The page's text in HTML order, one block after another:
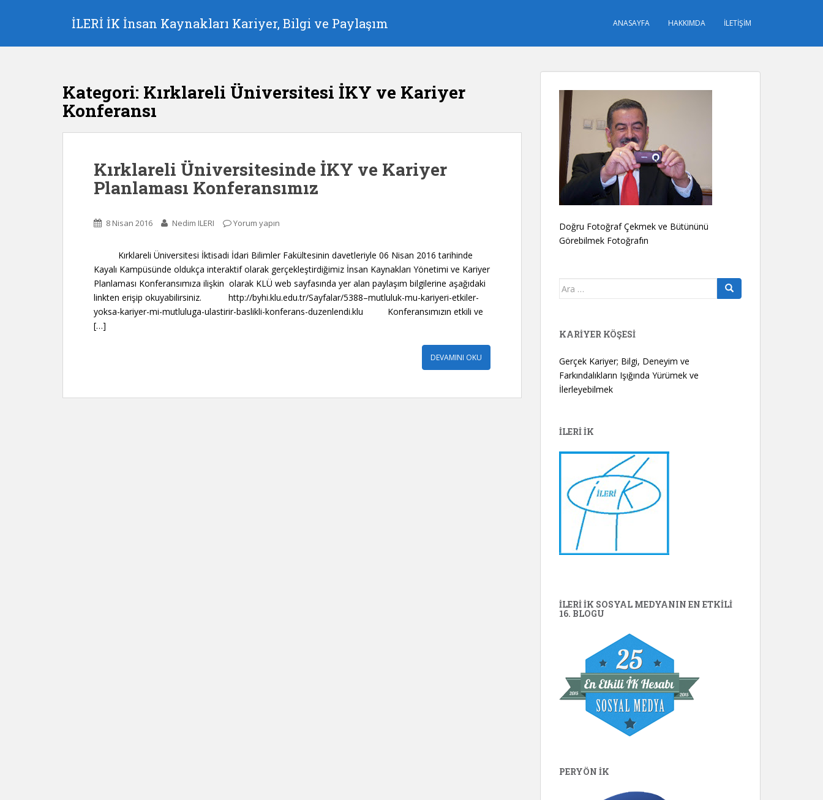
p
İLERİ İK İnsan Kaynakları Kariyer, Bilgi ve Paylaşım ANASAYFA HAKKIMDA İLETIŞIM
Kategori: Kırklareli Üniversitesi İKY ve Kariyer
Konferansı
Kırklareli Üniversitesinde İKY ve Kariyer
Planlaması Konferansımız
8 Nisan 2016 Nedim ILERI Yorum yapın
Kırklareli Üniversitesi İktisadi İdari Bilimler Fakültesinin davetleriyle 06 Nisan 2016 tarihinde
Kayalı Kampüsünde oldukça interaktif olarak gerçekleştirdiğimiz İnsan Kaynakları Yönetimi ve Kariyer
Planlaması Konferansımıza ilişkin olarak KLÜ web sayfasında yer alan paylaşım bilgilerine aşağıdaki
linkten erişip okuyabilirsiniz. http://byhi.klu.edu.tr/Sayfalar/5388–mutluluk-mu-kariyeri-etkiler-
yoksa-kariyer-mi-mutluluga-ulastirir-baslikli-konferans-duzenlendi.klu Konferansımızın etkili ve
[…]
DEVAMINI OKU
Doğru Fotoğraf Çekmek ve Bütününü
Görebilmek Fotoğrafın
Arama
KARIYER KÖŞESI
Gerçek Kariyer; Bilgi, Deneyim ve
Farkındalıkların Işığında Yürümek ve
İlerleyebilmek
İLERİ İK
İLERİ İK SOSYAL MEDYANIN EN ETKILI
16. BLOGU
PERYÖN İK